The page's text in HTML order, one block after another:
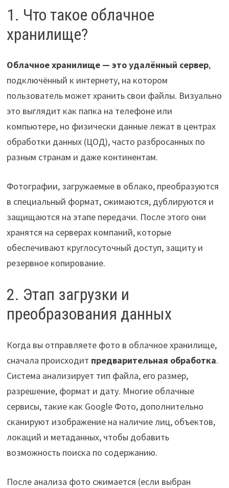
1. Что такое облачное
хранилище?
Облачное хранилище — это удалённый сервер,
подключённый к интернету, на котором
пользователь может хранить свои файлы. Визуально
это выглядит как папка на телефоне или
компьютере, но физически данные лежат в центрах
обработки данных (ЦОД), часто разбросанных по
разным странам и даже континентам.
Фотографии, загружаемые в облако, преобразуются
в специальный формат, сжимаются, дублируются и
защищаются на этапе передачи. После этого они
хранятся на серверах компаний, которые
обеспечивают круглосуточный доступ, защиту и
резервное копирование.
2. Этап загрузки и
преобразования данных
Когда вы отправляете фото в облачное хранилище,
сначала происходит предварительная обработка.
Система анализирует тип файла, его размер,
разрешение, формат и дату. Многие облачные
сервисы, такие как Google Фото, дополнительно
сканируют изображение на наличие лиц, объектов,
локаций и метаданных, чтобы добавить
возможность поиска по содержанию.
После анализа фото сжимается (если выбран